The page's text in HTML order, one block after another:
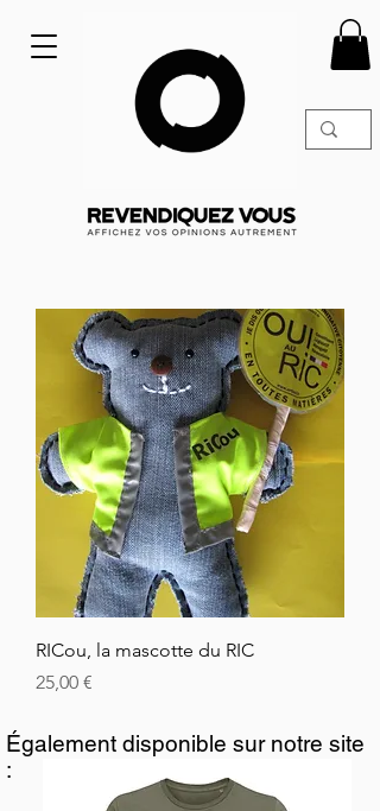
RICou, la mascotte du RIC
Price
25,00 €
Également disponible sur notre site
: